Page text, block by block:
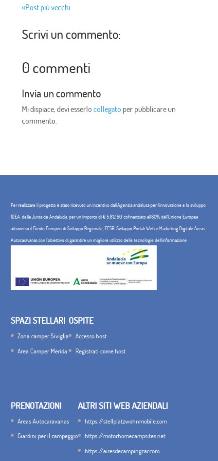
«Post più vecchi
Scrivi un commento:
0 commenti
Invia un commento
Mi dispiace, devi esserlo collegato per pubblicare un
commento.
Per realizzare il progetto è stato ricevuto un incentivo dall'Agenzia andalusa per l'innovazione e lo sviluppo
IDEA, della Junta de Andalucía, per un importo di € 5.812,50, cofinanziato all'80% dall'Unione Europea
attraverso il Fondo Europeo di Sviluppo Regionale, FESR. Sviluppo Portali Web e Marketing Digitale Áreas
Autocaravanas con l'obiettivo di garantire un migliore utilizzo delle tecnologie dell'informazione
SPAZI STELLARI
Zona camper Siviglia
Area Camper Merida
OSPITE
Accesso host
Registrati come host
PRENOTAZIONI
Áreas Autocaravanas
Giardini per il campeggio
ALTRI SITI WEB AZIENDALI
https://stellplatzwohnmobile.com
https://motorhomecampsites.net
https://airesdecampingcar.com